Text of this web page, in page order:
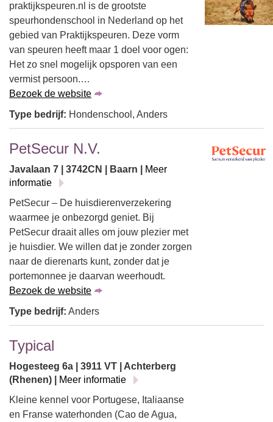
praktijkspeuren.nl is de grootste
speurhondenschool in Nederland op het
gebied van Praktijkspeuren. Deze vorm
van speuren heeft maar 1 doel voor ogen:
Het zo snel mogelijk opsporen van een
vermist persoon.…
Bezoek de website
Type bedrijf: Hondenschool, Anders
PetSecur N.V.
Javalaan 7 | 3742CN | Baarn |
Meer
informatie
PetSecur – De huisdierenverzekering
waarmee je onbezorgd geniet. Bij
PetSecur draait alles om jouw plezier met
je huisdier. We willen dat je zonder zorgen
naar de dierenarts kunt, zonder dat je
portemonnee je daarvan weerhoudt.
Bezoek de website
Type bedrijf: Anders
Typical
Hogesteeg 6a | 3911 VT | Achterberg
(Rhenen) |
Meer informatie
Kleine kennel voor Portugese, Italiaanse
en Franse waterhonden (Cao de Agua,